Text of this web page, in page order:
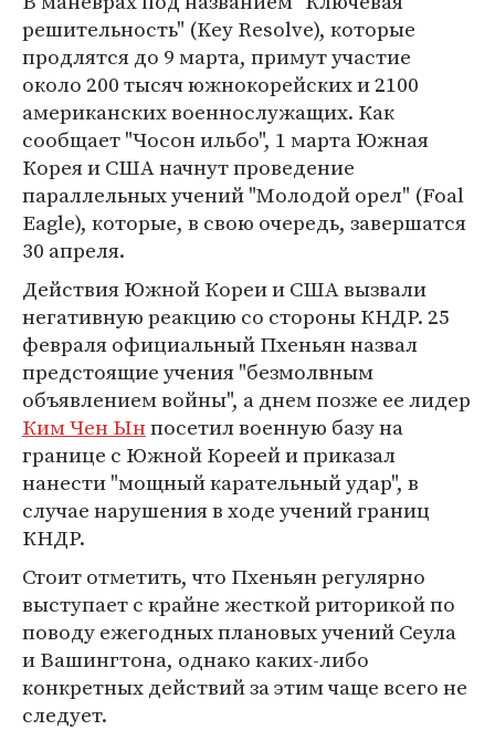
решительность" (Key Resolve), которые
продлятся до 9 марта, примут участие
около 200 тысяч южнокорейских и 2100
американских военнослужащих. Как
сообщает "Чосон ильбо", 1 марта Южная
Корея и США начнут проведение
параллельных учений "Молодой орел" (Foal
Eagle), которые, в свою очередь, завершатся
30 апреля.
Действия Южной Кореи и США вызвали
негативную реакцию со стороны КНДР. 25
февраля официальный Пхеньян назвал
предстоящие учения "безмолвным
объявлением войны", а днем позже ее лидер
Ким Чен Ынпосетил военную базу на
границе с Южной Кореей и приказал
нанести "мощный карательный удар", в
случае нарушения в ходе учений границ
КНДР.
Стоит отметить, что Пхеньян регулярно
выступает с крайне жесткой риторикой по
поводу ежегодных плановых учений Сеула
и Вашингтона, однако каких-либо
конкретных действий за этим чаще всего не
следует.